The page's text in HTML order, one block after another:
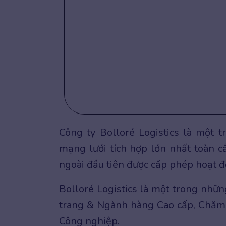
Công ty Bolloré Logistics là một
mạng lưới tích hợp lớn nhất toàn
ngoài đầu tiên được cấp phép hoạt
Bolloré Logistics là một trong
trang & Ngành hàng Cao cấp,
Công nghiệp.